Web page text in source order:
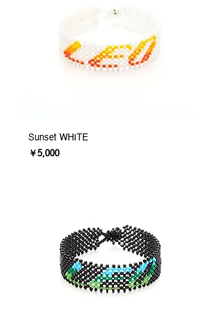
Sunset WHITE
価格
￥5,000